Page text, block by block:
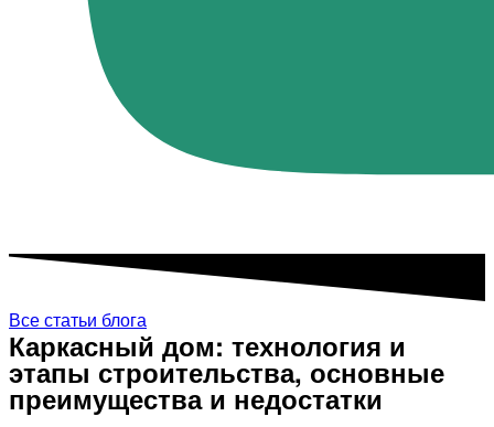
Все статьи блога
Каркасный дом: технология и
этапы строительства, основные
преимущества и недостатки